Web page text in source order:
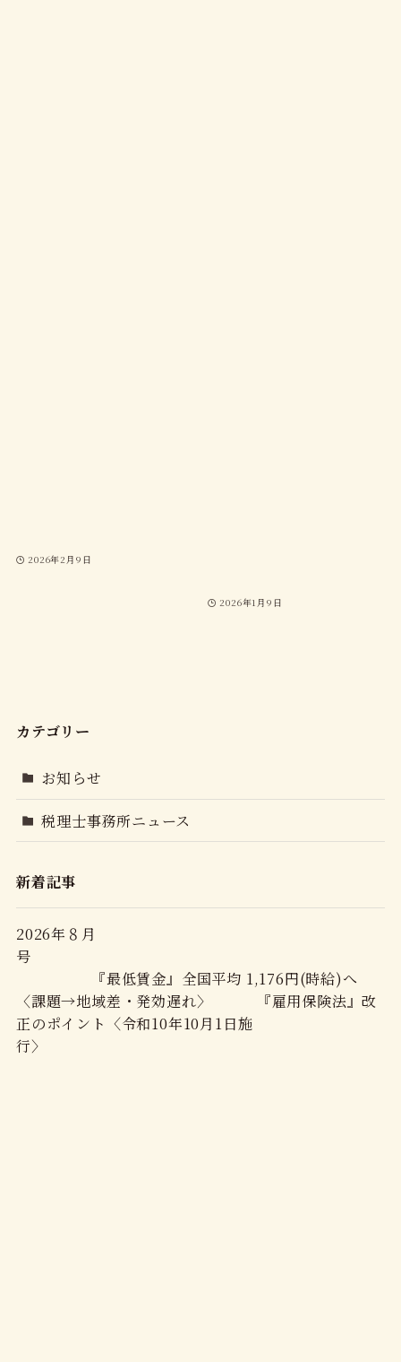
2026年2月9日
2026年1月9日
カテゴリー
お知らせ
税理士事務所ニュース
新着記事
2026年８月
号
『最低賃金』全国平均 1,176円(時給)へ
〈課題→地域差・発効遅れ〉 『雇用保険法』改
正のポイント〈令和10年10月1日施
行〉